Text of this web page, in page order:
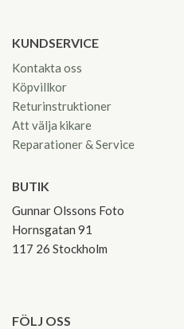
KUNDSERVICE
Kontakta oss
Köpvillkor
Returinstruktioner
Att välja kikare
Reparationer & Service
BUTIK
Gunnar Olssons Foto
Hornsgatan 91
117 26 Stockholm
FÖLJ OSS